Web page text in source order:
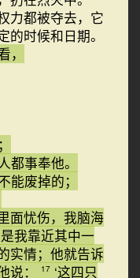
力都被夺去，它
时候和日期。
都事奉他。
能废掉的；
面忧伤，我脑海
我靠近其中一
实情；他就告诉
说：
17 ‘这四只